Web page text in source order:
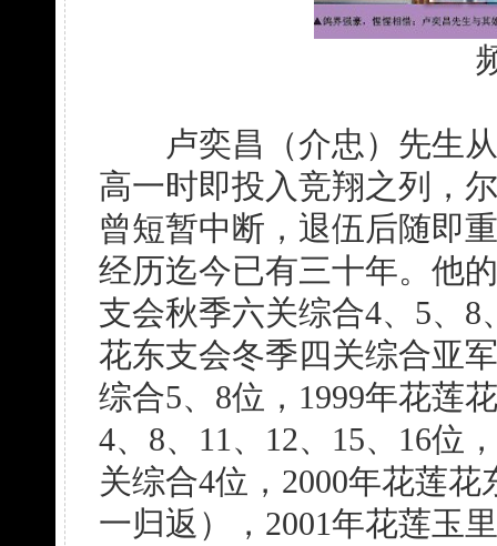
卢奕昌（介忠）先生从
高一时即投入竞翔之列，
曾短暂中断，退伍后随即
经历迄今已有三十年。他
支会秋季六关综合4、5、8
花东支会冬季四关综合亚
综合5、8位，1999年花莲
4、8、11、12、15、16位
关综合4位，2000年花莲
一归返），2001年花莲玉